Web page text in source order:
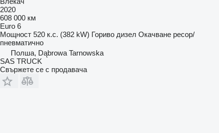
2020
608 000 км
Euro 6
Мощност 520 к.с. (382 kW) Гориво дизел Окачване ресор/
пневматично
Полша, Dąbrowa Tarnowska
SAS TRUCK
Свържете се с продавача